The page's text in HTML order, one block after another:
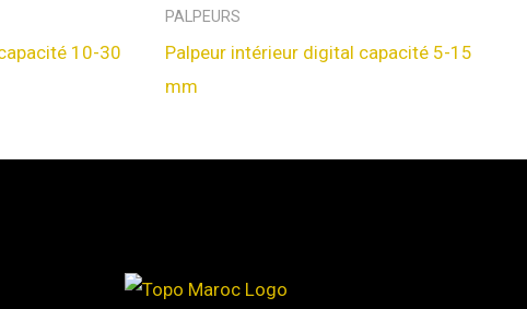
10-30
PALPEURS
Palpeur intérieur digital capacité 5-15
mm